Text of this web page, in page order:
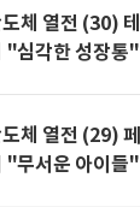
체 열전 (30) 테슬
"심각한 성장통"
체 열전 (29)
"무서운 아이들"